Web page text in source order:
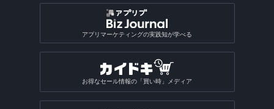
バドミントンゲームアプリ
バレーゲームアプリ
ビリヤードゲームアプリ
チンチロリンアプリ
2048系ゲームアプリ
パズルボブル系ゲームアプリ
モンスト系ゲームアプリ
不思議のダンジョン系アプリ
3Dサンドボックスアプリ
就活アプリ
バイト探しアプリ
SNS一括投稿アプリ
匿名SNSアプリ
アバターSNSアプリ
音楽SNSアプリ
読書記録・本棚管理アプリ
四柱推命アプリ
おもしろい診断アプリ総合
性格診断アプリ
ギャンブルアプリ総合
パチンコ・パチスロアプリ
宝くじアプリ
公営ギャンブルアプリ
芸術・文化アプリ
芸術鑑賞アプリ
サブカルチャーアプリ
VTuberアプリ
テレビアプリ
おもしろ加工アプリ
動画ファイル形式変換アプリ
動画モザイクアプリ
動画分割アプリ
同じ写真を探すアプリアプリマーケティングの実践知が学べる
お得なセール情報の「買い時」メディア